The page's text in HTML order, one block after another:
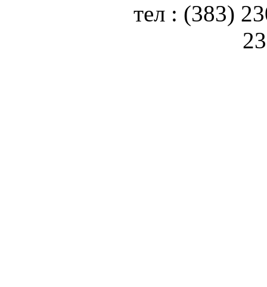
тел : (383)